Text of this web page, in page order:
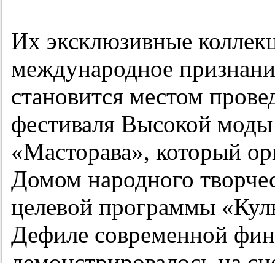
Их эксклюзивные
международное
становится местом
фестиваля Высокой
«Масторава», который
Домом народного
целевой программы
Дефиле современной